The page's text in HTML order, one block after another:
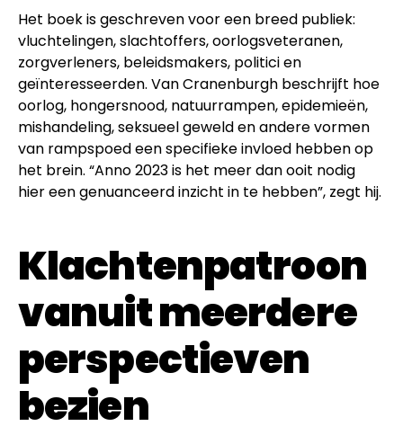
Het boek is geschreven voor een breed publiek:
vluchtelingen, slachtoffers, oorlogsveteranen,
zorgverleners, beleidsmakers, politici en
geïnteresseerden. Van Cranenburgh beschrijft hoe
oorlog, hongersnood, natuurrampen, epidemieën,
mishandeling, seksueel geweld en andere vormen
van rampspoed een specifieke invloed hebben op
het brein. “Anno 2023 is het meer dan ooit nodig
hier een genuanceerd inzicht in te hebben”, zegt hij.
Klachtenpatroon
vanuit meerdere
perspectieven
bezien